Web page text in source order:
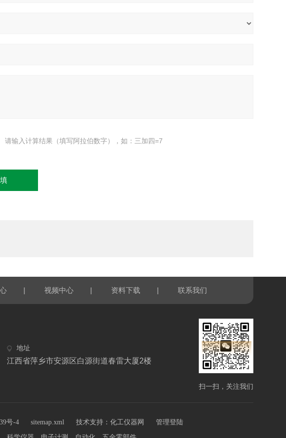
请输入计算结果（填写阿拉伯数字），如：三加四=7
| 视频中心 | 资料下载 | 联系我们
地址
江西省萍乡市安源区白源街道春雷大厦2楼
扫一扫，关注我们
号-4 sitemap.xml 技术支持： 化工仪器网 管理登陆